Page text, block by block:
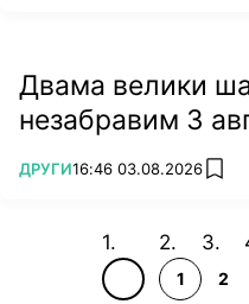
Двама велики
незабравим 3
ПОВЕЧЕ ОТ
ДРУГИ16:46 03.08.2026 add
1 2